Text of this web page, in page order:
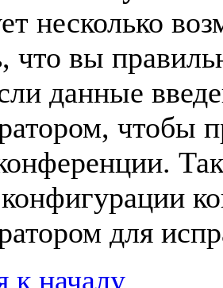
несколько
что вы
данные
чтобы
для
к началу